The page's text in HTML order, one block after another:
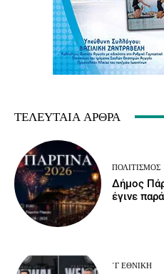
ΤΕΛΕΥΤΑΊΑ ΆΡΘΡΑ
ΠΟΛΙΤΙΣΜΌΣ
Δήμος
έγινε
΄Γ ΕΘΝΙΚΉ